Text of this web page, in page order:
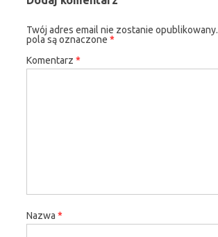
Twój adres email nie zostanie opublikowany.
pola są oznaczone *
Komentarz *
Nazwa *